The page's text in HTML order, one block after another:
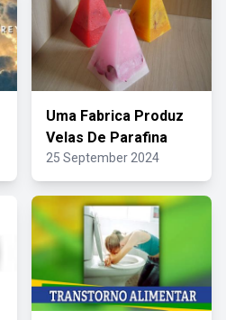
Uma Fabrica Produz
Velas De Parafina
25 September 2024